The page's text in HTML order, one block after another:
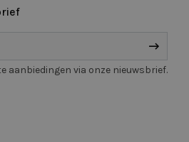
aanbiedingen via onze nieuwsbrief.